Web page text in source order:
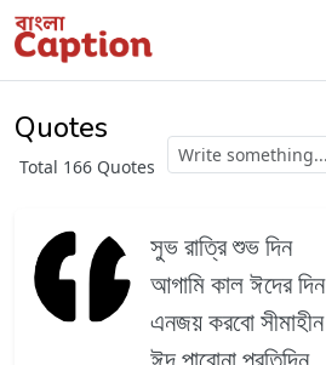
Quotes
Total 166 Quotes
সুভ রাত্রি শুভ দিন
আগামি কাল ঈদের দিন
এনজয় করবো সীমাহীন